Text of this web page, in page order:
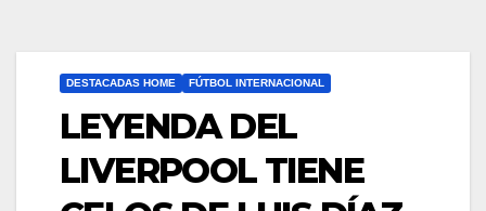
DESTACADAS HOME FÚTBOL INTERNACIONAL
LEYENDA DEL
LIVERPOOL TIENE